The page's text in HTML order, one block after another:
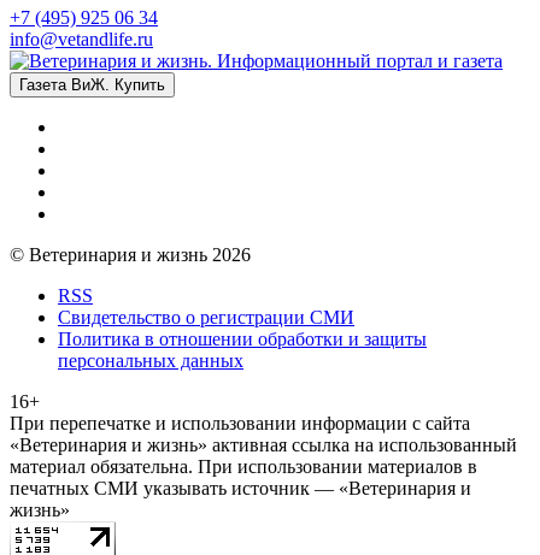
+7 (495) 925 06 34
info@vetandlife.ru
Газета ВиЖ. Купить
© Ветеринария и жизнь 2026
RSS
Свидетельство о регистрации СМИ
Политика в отношении обработки и защиты
персональных данных
16+
При перепечатке и использовании информации с сайта
«Ветеринария и жизнь» активная ссылка на использованный
материал обязательна. При использовании материалов в
печатных СМИ указывать источник — «Ветеринария и
жизнь»